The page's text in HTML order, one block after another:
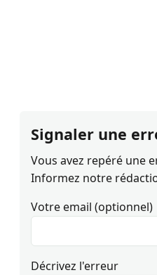
Signaler une
Vous avez repéré une
Informez notre
Votre email (optionnel)
Décrivez l'erreur